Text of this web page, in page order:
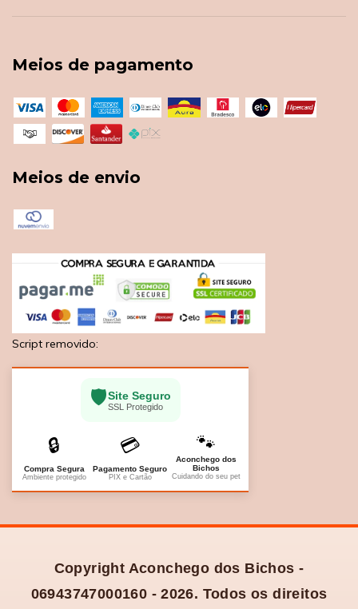
Meios de pagamento
Meios de envio
Script removido:
🛡️Site Seguro
SSL Protegido
🔒
Compra Segura
Ambiente protegido
💳
Pagamento Seguro
PIX e Cartão
🐾
Aconchego dos
Bichos
Cuidando do seu pet
Copyright Aconchego dos Bichos -
06943747000160 - 2026. Todos os direitos